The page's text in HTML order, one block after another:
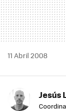
11 Abril 2008
Jesús